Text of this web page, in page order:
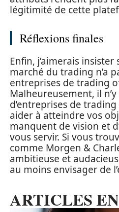
légitimité de cette
Réflexions finales
Enfin, j’aimerais
marché du trading n’a
entreprises de trading
Malheureusement, il
d’entreprises de
aider à atteindre vos
manquent de vision et
vous servir. Si vous
comme Morgen &
ambitieuse et
au moins envisager de
ARTICLES